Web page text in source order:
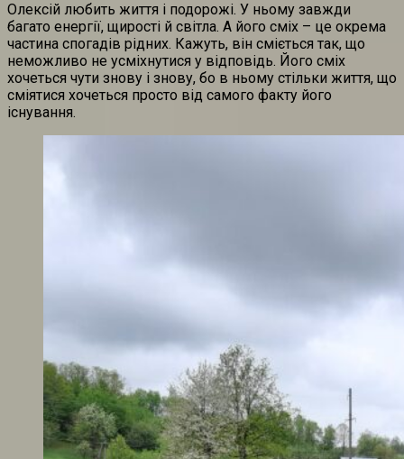
Олексій любить життя і подорожі. У ньому завжди
багато енергії, щирості й світла. А його сміх – це окрема
частина спогадів рідних. Кажуть, він сміється так, що
неможливо не усміхнутися у відповідь. Його сміх
хочеться чути знову і знову, бо в ньому стільки життя, що
сміятися хочеться просто від самого факту його
існування.